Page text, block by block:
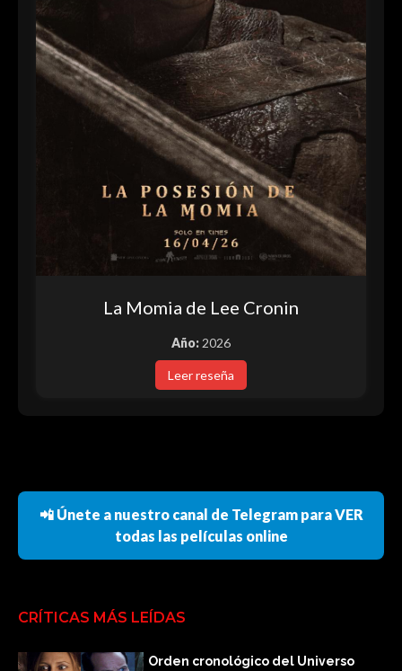
La Momia de Lee Cronin
Año: 2026
Leer reseña
📲 Únete a nuestro canal de Telegram para VER
todas las películas online
CRÍTICAS MÁS LEÍDAS
Orden cronológico del Universo